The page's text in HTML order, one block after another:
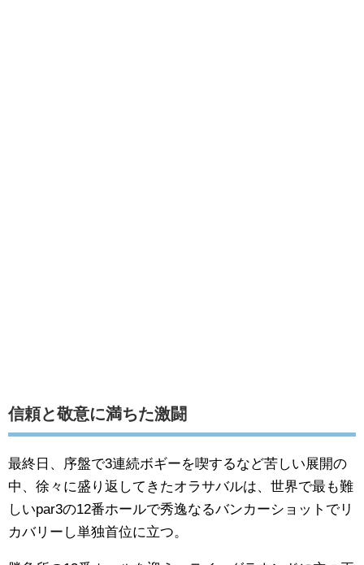
信頼と敬意に満ちた激闘
最終日、序盤で3連続ボギーを喫するなど苦しい展開の
中、徐々に盛り返してきたオラサバルは、世界で最も難
しいpar3の12番ホールで秀逸なるバンカーショットでリ
カバリーし単独首位に立つ。